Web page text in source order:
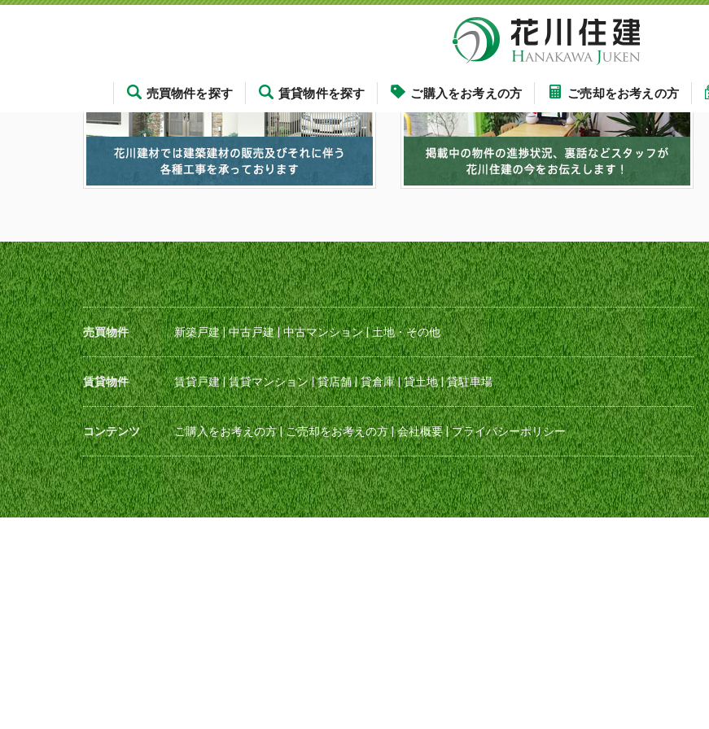
売買物件を探す 賃貸物件を探す ご購入をお考えの方 ご売却をお考えの方
売買物件 新築戸建|中古戸建|中古マンション|土地・その他
賃貸物件 賃貸戸建|賃貸マンション|貸店舗|貸倉庫|貸土地|貸駐車場
コンテンツ ご購入をお考えの方|ご売却をお考えの方|会社概要|プライバシーポリシー